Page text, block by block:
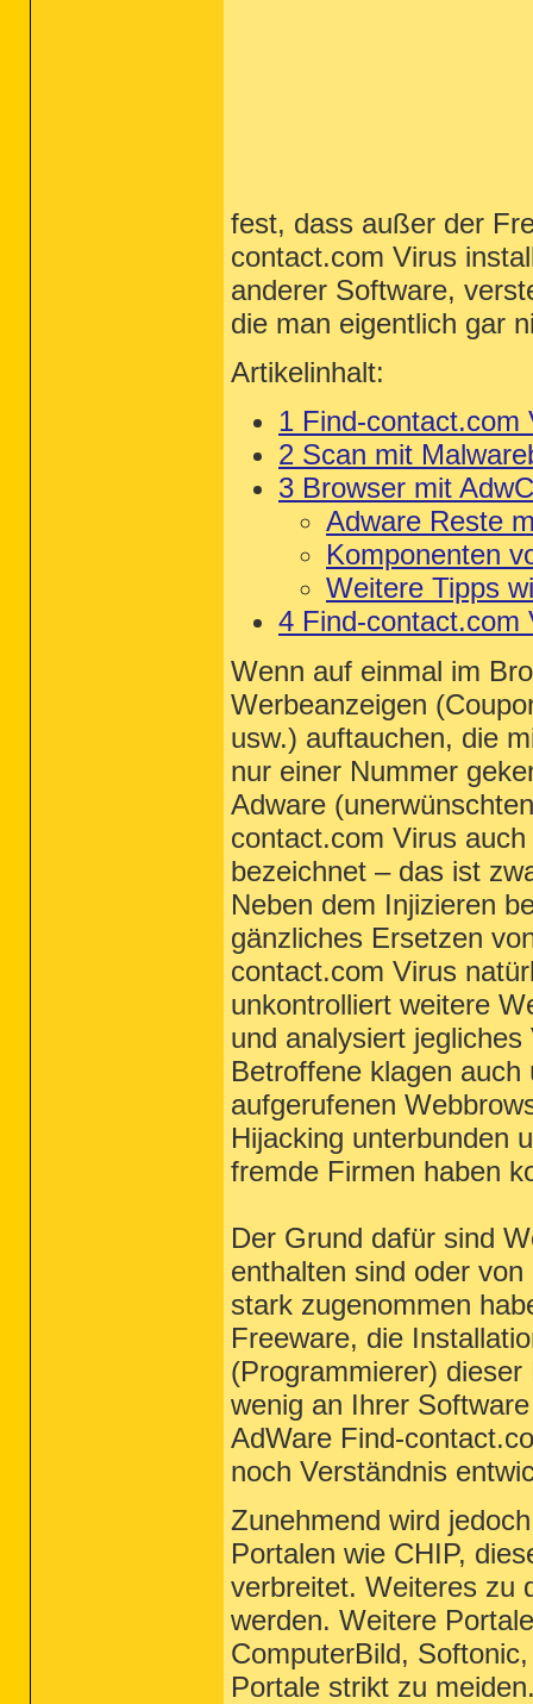
fest, dass außer der
contact.com Virus
anderer Software,
die man eigentlich gar
Artikelinhalt:
1 Find-contact.com
2 Scan mit
3 Browser mit
Adware Reste
Komponenten
Weitere Tipps
4 Find-contact.com
Wenn auf einmal im
Werbeanzeigen
usw.) auftauchen, die
nur einer Nummer
Adware
contact.com Virus
bezeichnet – das ist
Neben dem Injizieren
gänzliches Ersetzen
contact.com Virus
unkontrolliert weitere
und analysiert
Betroffene klagen
aufgerufenen
Hijacking unterbunden
fremde Firmen haben
Der Grund dafür sind
enthalten sind oder
stark zugenommen
Freeware, die
(Programmierer)
wenig an Ihrer
AdWare Find-
noch Verständnis
Zunehmend wird
Portalen wie CHIP,
verbreitet. Weiteres zu
werden. Weitere
ComputerBild,
Portale strikt zu